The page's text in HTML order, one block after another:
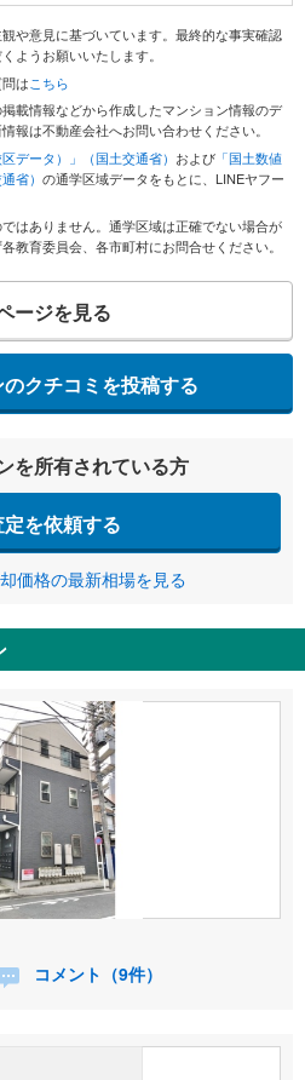
や意見に基づいています。最終的な事実確認
ようお願いいたします。
はこちら
載情報などから作成したマンション情報のデ
報は不動産会社へお問い合わせください。
データ）」（国土交通省） および 「国土数値
省） の通学区域データをもとに、LINEヤフー
はありません。通学区域は正確でない場合が
教育委員会、各市町村にお問合せください。
ージを見る
クチコミを投稿する
を所有されている方
を依頼する
価格の最新相場を見る
コメント（9件）